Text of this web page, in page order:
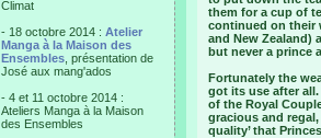
Climat
- 18 octobre 2014 : Atelier
Manga à la Maison des
Ensembles , présentation de
José aux mang'ados
- 4 et 11 octobre 2014 :
Ateliers Manga à la Maison
des Ensembles
them for a cup of
continued on their
and New Zealand)
but never a prince
Fortunately the
got its use after
of the Royal
gracious and
quality’ that